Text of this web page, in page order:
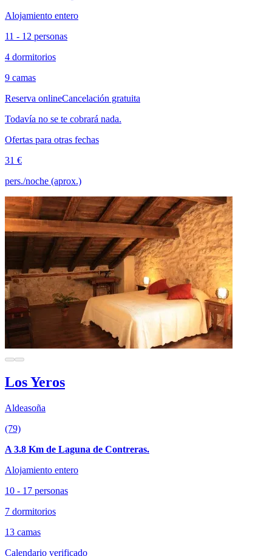
Alojamiento entero
11 - 12 personas
4 dormitorios
9 camas
Reserva onlineCancelación gratuita
Todavía no se te cobrará nada.
Ofertas para otras fechas
31 €
pers./noche (aprox.)
Los Yeros
Aldeasoña
(79)
A 3.8 Km de Laguna de Contreras.
Alojamiento entero
10 - 17 personas
7 dormitorios
13 camas
Calendario verificado